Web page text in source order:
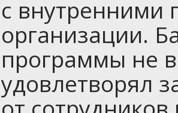
с внутренними
организации.
программы не
удовлетворял